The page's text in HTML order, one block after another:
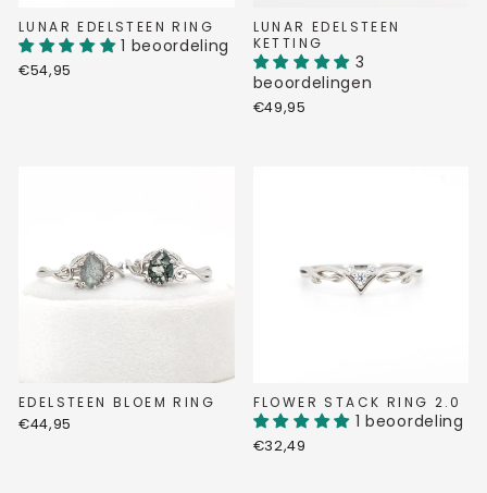
LUNAR EDELSTEEN RING
1 beoordeling
€54,95
LUNAR EDELSTEEN
KETTING
3
beoordelingen
€49,95
EDELSTEEN BLOEM RING
€44,95
FLOWER STACK RING 2.0
1 beoordeling
€32,49